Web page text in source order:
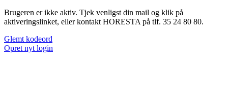
Brugeren er ikke aktiv. Tjek venligst din mail og klik på
aktiveringslinket, eller kontakt HORESTA på tlf. 35 24 80 80.
Glemt kodeord
Opret nyt login